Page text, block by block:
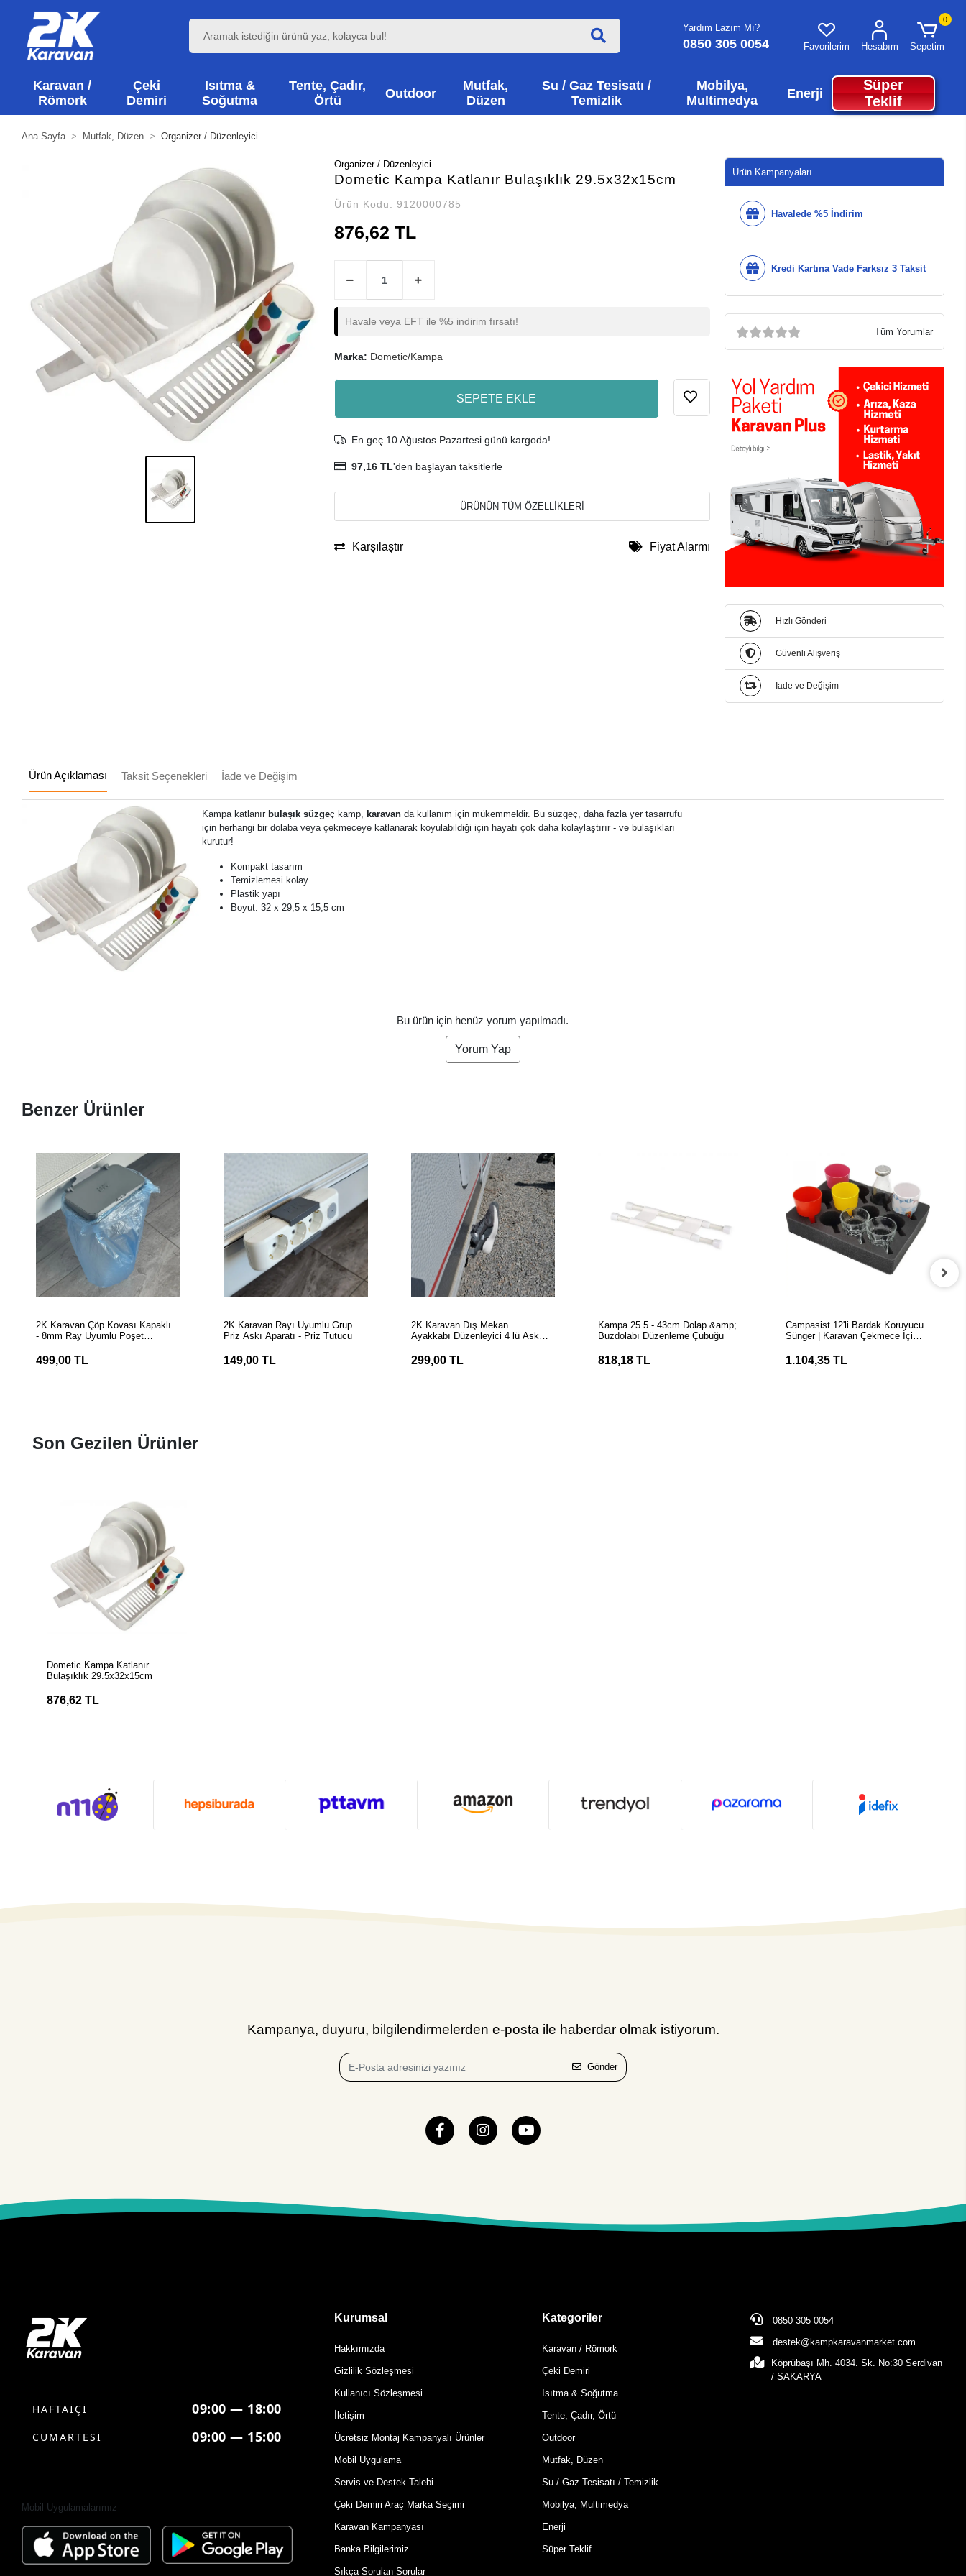
Yardım Lazım Mı?
0850 305 0054 Favorilerim Hesabım
0
Sepetim
Karavan /
Römork
Çeki
Demiri
Isıtma &
Soğutma
Tente, Çadır,
Örtü
Outdoor
Mutfak,
Düzen
Su / Gaz Tesisatı /
Temizlik
Mobilya,
Multimedya
Enerji
Süper
Teklif
Ana Sayfa Mutfak, Düzen Organizer / Düzenleyici
Organizer / Düzenleyici
Dometic Kampa Katlanır Bulaşıklık 29.5x32x15cm
Ürün Kodu: 9120000785
876,62 TL
Havale veya EFT ile %5 indirim fırsatı!
Marka: Dometic/Kampa
SEPETE EKLE
En geç 10 Ağustos Pazartesi günü kargoda!
97,16 TL'den başlayan taksitlerle
ÜRÜNÜN TÜM ÖZELLİKLERİ
Karşılaştır Fiyat Alarmı
Ürün Kampanyaları
Havalede %5 İndirim
Kredi Kartına Vade Farksız 3 Taksit
Tüm Yorumlar
Hızlı Gönderi
Güvenli Alışveriş
İade ve Değişim
Ürün Açıklaması Taksit Seçenekleri İade ve Değişim
Kampa katlanır bulaşık süzgeç kamp, ​​ karavanda kullanım için mükemmeldir. Bu süzgeç, daha fazla yer tasarrufu
için herhangi bir dolaba veya çekmeceye katlanarak koyulabildiği için hayatı çok daha kolaylaştırır - ve bulaşıkları
kurutur!
Kompakt tasarım
Temizlemesi kolay
Plastik yapı
Boyut: 32 x 29,5 x 15,5 cm
Bu ürün için henüz yorum yapılmadı.
Yorum Yap
Benzer Ürünler
2K Karavan Çöp Kovası Kapaklı
- 8mm Ray Uyumlu Poşet
499,00 TL
2K Karavan Rayı Uyumlu Grup
Priz Askı Aparatı - Priz Tutucu
149,00 TL
2K Karavan Dış Mekan
Ayakkabı Düzenleyici 4 lü Askı
299,00 TL
Kampa 25.5 - 43cm Dolap &amp;
Buzdolabı Düzenleme Çubuğu
818,18 TL
Campasist 12'li Bardak Koruyucu
Sünger | Karavan Çekmece İçi
1.104,35 TL
Son Gezilen Ürünler
Dometic Kampa Katlanır
Bulaşıklık 29.5x32x15cm
876,62 TL
Kampanya, duyuru, bilgilendirmelerden e-posta ile haberdar olmak istiyorum.
Gönder
HAFTAİÇİ 09:00 — 18:00
CUMARTESİ 09:00 — 15:00
Mobil Uygulamalarımız
Kurumsal
Hakkımızda
Gizlilik Sözleşmesi
Kullanıcı Sözleşmesi
İletişim
Ücretsiz Montaj Kampanyalı Ürünler
Mobil Uygulama
Servis ve Destek Talebi
Çeki Demiri Araç Marka Seçimi
Karavan Kampanyası
Banka Bilgilerimiz
Sıkça Sorulan Sorular
Kategoriler
Karavan / Römork
Çeki Demiri
Isıtma & Soğutma
Tente, Çadır, Örtü
Outdoor
Mutfak, Düzen
Su / Gaz Tesisatı / Temizlik
Mobilya, Multimedya
Enerji
Süper Teklif
0850 305 0054
destek@kampkaravanmarket.com
Köprübaşı Mh. 4034. Sk. No:30 Serdivan
/ SAKARYA